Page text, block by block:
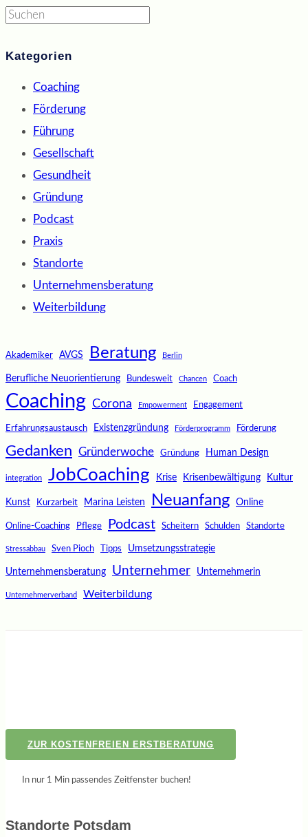
Suchen
Kategorien
Coaching
Förderung
Führung
Gesellschaft
Gesundheit
Gründung
Podcast
Praxis
Standorte
Unternehmensberatung
Weiterbildung
Akademiker AVGS Beratung Berlin
Berufliche Neuorientierung Bundesweit Chancen Coach
Coaching Corona Empowerment Engagement
Erfahrungsaustausch Existenzgründung Förderprogramm Förderung
Gedanken Gründerwoche Gründung Human Design
integration JobCoaching Krise Krisenbewältigung Kultur
Kunst Kurzarbeit Marina Leisten Neuanfang Online
Online-Coaching Pflege Podcast Scheitern Schulden Standorte
Stressabbau Sven Pioch Tipps Umsetzungsstrategie
Unternehmensberatung Unternehmer Unternehmerin
Unternehmerverband Weiterbildung
ZUR KOSTENFREIEN ERSTBERATUNG
In nur 1 Min passendes Zeitfenster buchen!
Standorte Potsdam